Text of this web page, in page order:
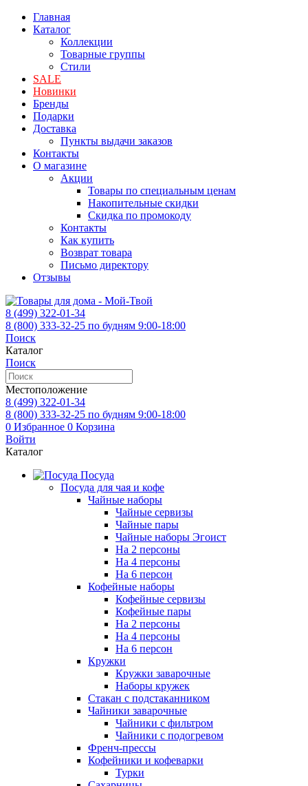
Главная
Каталог
Коллекции
Товарные группы
Стили
SALE
Новинки
Бренды
Подарки
Доставка
Пункты выдачи заказов
Контакты
О магазине
Акции
Товары по специальным ценам
Накопительные скидки
Скидка по промокоду
Контакты
Как купить
Возврат товара
Письмо директору
Отзывы
8 (499) 322-01-34
8 (800) 333-32-25 по будням 9:00-18:00
Поиск
Каталог
Поиск
Местоположение
8 (499) 322-01-34
8 (800) 333-32-25 по будням 9:00-18:00
0 Избранное 0 Корзина
Войти
Каталог
Посуда
Посуда для чая и кофе
Чайные наборы
Чайные сервизы
Чайные пары
Чайные наборы Эгоист
На 2 персоны
На 4 персоны
На 6 персон
Кофейные наборы
Кофейные сервизы
Кофейные пары
На 2 персоны
На 4 персоны
На 6 персон
Кружки
Кружки заварочные
Наборы кружек
Стакан с подстаканником
Чайники заварочные
Чайники с фильтром
Чайники с подогревом
Френч-прессы
Кофейники и кофеварки
Турки